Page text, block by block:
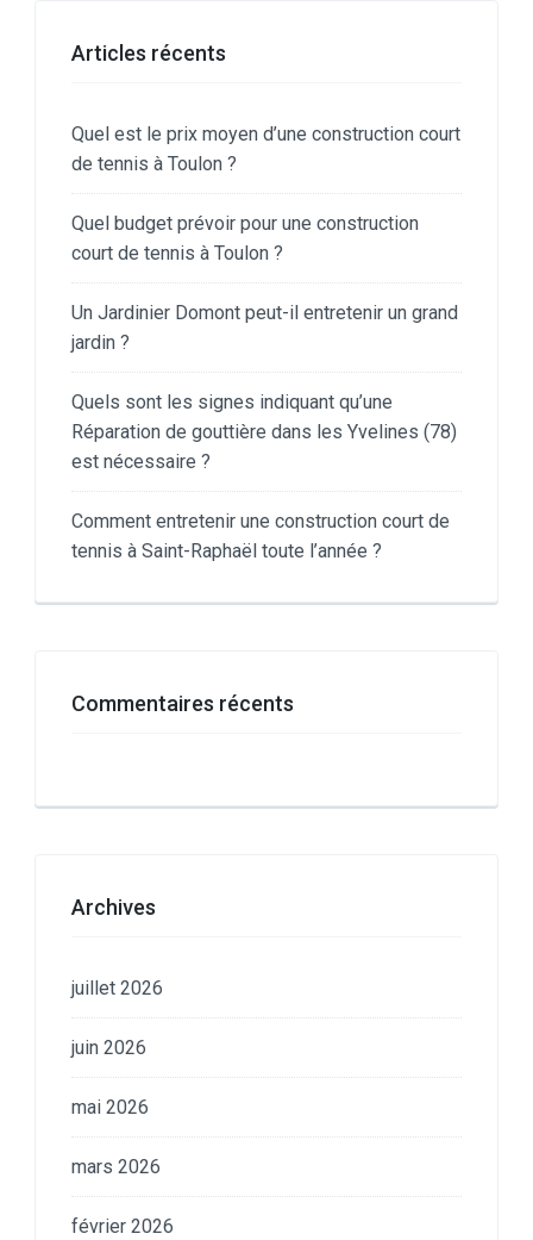
Articles récents
Quel est le prix moyen d’une construction court
de tennis à Toulon ?
Quel budget prévoir pour une construction
court de tennis à Toulon ?
Un Jardinier Domont peut-il entretenir un grand
jardin ?
Quels sont les signes indiquant qu’une
Réparation de gouttière dans les Yvelines (78)
est nécessaire ?
Comment entretenir une construction court de
tennis à Saint-Raphaël toute l’année ?
Commentaires récents
Archives
juillet 2026
juin 2026
mai 2026
mars 2026
février 2026